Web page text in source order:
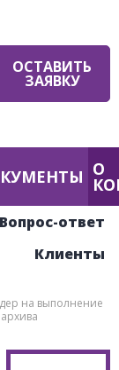
ОСТАВИТЬ
ЗАЯВКУ
О
Вопрос-ответ
Клиенты
на выполнение